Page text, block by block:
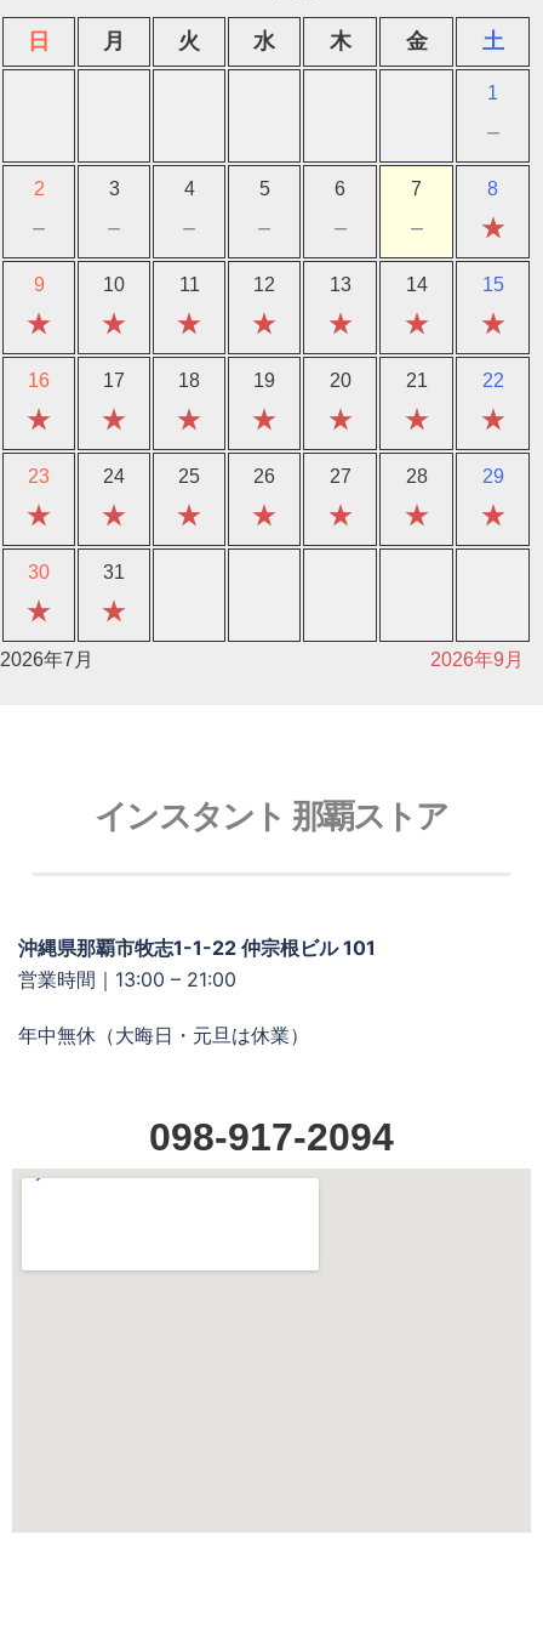
日 月 火 水 木 金 土
1
－
2
－
3
－
4
－
5
－
6
－
7
－
8
★
9
★
10
★
11
★
12
★
13
★
14
★
15
★
16
★
17
★
18
★
19
★
20
★
21
★
22
★
23
★
24
★
25
★
26
★
27
★
28
★
29
★
30
★
31
★
2026年7月 2026年9月
インスタント 那覇ストア
沖縄県那覇市牧志1-1-22 仲宗根ビル 101
営業時間｜13:00 – 21:00
年中無休（大晦日・元旦は休業）
098-917-2094